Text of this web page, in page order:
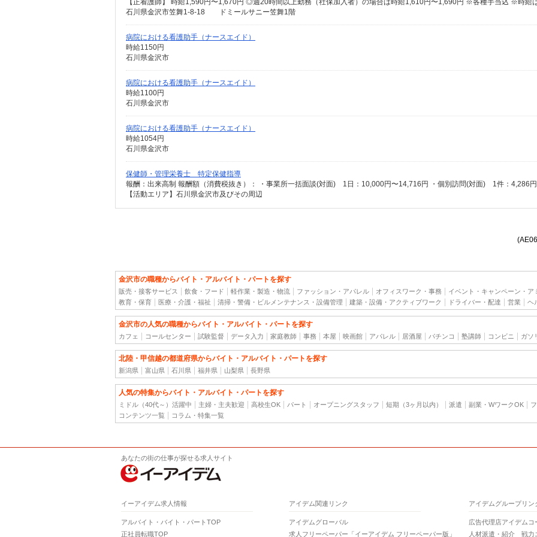
石川県金沢市笠舞1-8-18 ドミールサニー笠舞1階
病院における看護助手（ナースエイド）
時給1150円
石川県金沢市
病院における看護助手（ナースエイド）
時給1100円
石川県金沢市
病院における看護助手（ナースエイド）
時給1054円
石川県金沢市
保健師・管理栄養士 特定保健指導
【活動エリア】石川県金沢市及びその周辺
金沢市の職種からバイト・アルバイト・パートを探す
販売・接客サービス 飲食・フード 軽作業・製造・物流 ファッション・アパレル オフィスワーク・事務
イベント・キャンペーン・ア
教育・保育
医療・介護・福祉 清掃・警備・ビルメンテナンス・設備管理 建築・設備・アクティブワーク ドライバー・配達 営業 ヘ
金沢市の人気の職種からバイト・アルバイト・パートを探す
カフェ コールセンター 試験監督 データ入力 家庭教師 事務 本屋 映画館 アパレル 居酒屋 パチンコ 塾講師 コンビニ ガソ
北陸・甲信越の都道府県からバイト・アルバイト・パートを探す
新潟県 富山県 石川県 福井県 山梨県 長野県
人気の特集からバイト・アルバイト・パートを探す
ミドル（40代～）活躍中 主婦・主夫歓迎 高校生OK パート オープニングスタッフ 短期（3ヶ月以内） 派遣 副業・WワークOK
コンテンツ一覧
コラム・特集一覧
あなたの街の仕事が探せる求人サイト
イーアイデム求人情報
アルバイト・バイト・パートTOP
正社員転職TOP
アイデム関連リンク
アイデムグローバル
求人フリーペーパー「イーアイデム フリーペーパー版」
アイデムグループリン
広告代理店アイデムコ
人材派遣・紹介 戦力